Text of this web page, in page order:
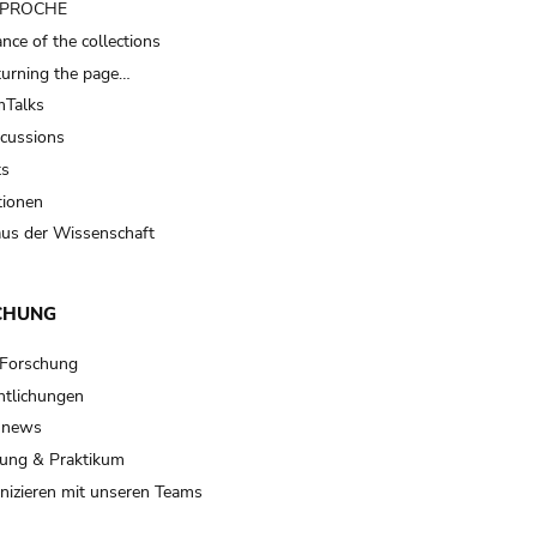
of the collections
the page…
der Wissenschaft
& Praktikum
mit unseren Teams